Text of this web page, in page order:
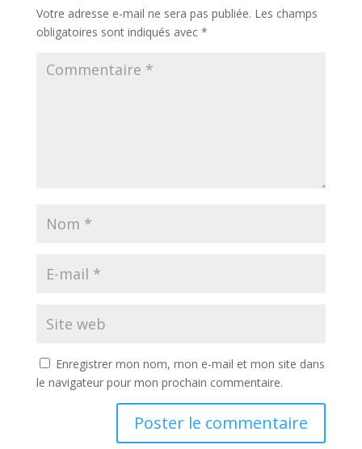
Votre adresse e-mail ne sera pas publiée. Les champs
obligatoires sont indiqués avec *
Enregistrer mon nom, mon e-mail et mon site dans
le navigateur pour mon prochain commentaire.